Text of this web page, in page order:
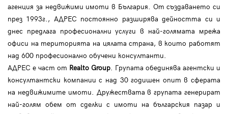
агенция за недвижими имоти в България. От създаването си
през 1993г., АДРЕС постоянно разширява дейността си и
днес предлага професионални услуги в най-голямата мрежа
офиси на територията на цялата страна, в които работят
над 600 професионално обучени консултанти.
АДРЕС е част от Realto Group. Групата обединява агентски и
консултантски компании с над 30 годишен опит в сферата
на недвижимите имоти. Дружествата в групата генерират
най-голям обем от сделки с имоти на българския пазар и